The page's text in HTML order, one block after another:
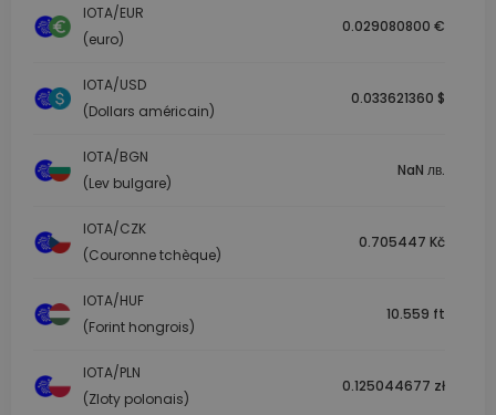
IOTA/EUR
(euro)
0.029080800 €
IOTA/USD
(Dollars américain)
0.033621360 $
IOTA/BGN
(Lev bulgare)
NaN лв.
IOTA/CZK
(Couronne tchèque)
0.705447 Kč
IOTA/HUF
(Forint hongrois)
10.559 ft
IOTA/PLN
(Zloty polonais)
0.125044677 zł